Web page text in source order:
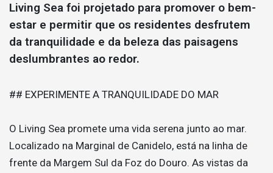
Living Sea foi projetado para promover o bem-
estar e permitir que os residentes desfrutem
da tranquilidade e da beleza das paisagens
deslumbrantes ao redor.
## EXPERIMENTE A TRANQUILIDADE DO MAR
O Living Sea promete uma vida serena junto ao mar.
Localizado na Marginal de Canidelo, está na linha de
frente da Margem Sul da Foz do Douro. As vistas da